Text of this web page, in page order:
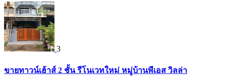
3
ขายทาวน์เฮ้าส์ 2 ชั้น รีโนเวทใหม่ หมู่บ้านพีเอส วิลล่า